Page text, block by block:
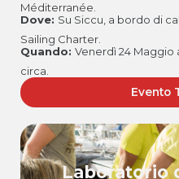
Méditerranée.
Dove: Su Siccu, a bordo di
Sailing Charter.
Quando: Venerdì 24 Maggio
circa.
Evento
Laboratorio